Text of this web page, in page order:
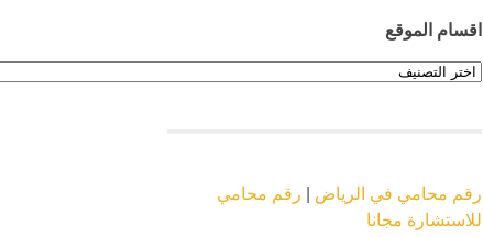
اقسام الموقع
اقسام
الموقع
رقم محامي في الرياض
رقم محامي
للاستشارة مجانا